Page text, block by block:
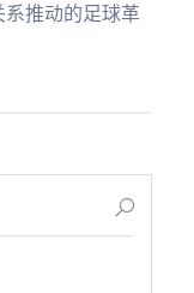
推动的足球革